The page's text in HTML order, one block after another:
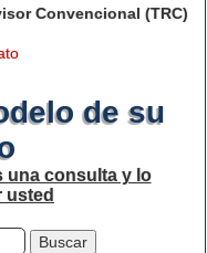
Convencional (TRC)
de su
una consulta y lo
usted